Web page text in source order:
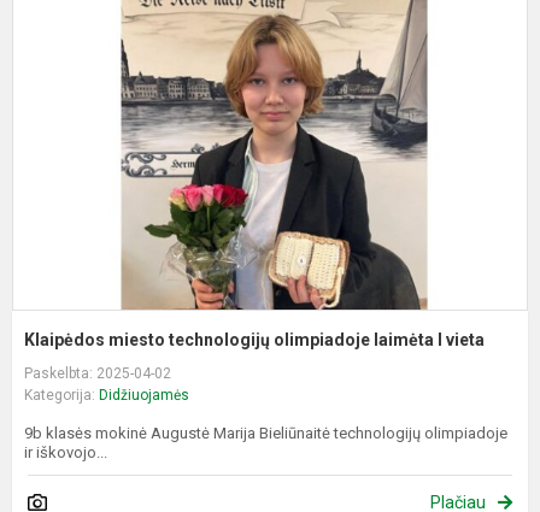
Klaipėdos miesto technologijų olimpiadoje laimėta I vieta
Paskelbta: 2025-04-02
Kategorija: Didžiuojamės
9b klasės mokinė Augustė Marija Bieliūnaitė technologijų olimpiadoje
ir iškovojo...
Plačiau